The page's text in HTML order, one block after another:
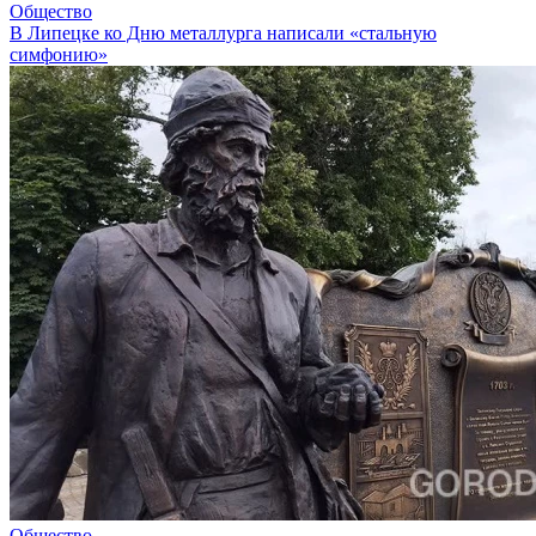
Общество
В Липецке ко Дню металлурга написали «стальную
симфонию»